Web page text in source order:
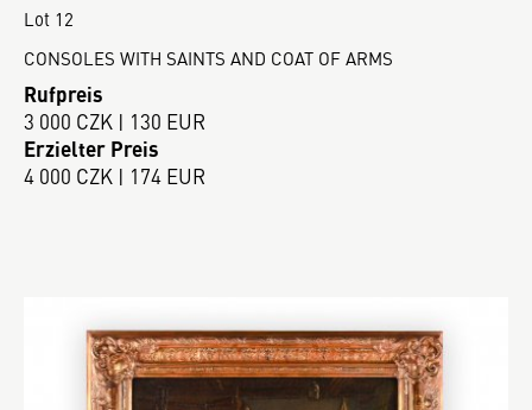
Lot 12
CONSOLES WITH SAINTS AND COAT OF ARMS
Rufpreis
3 000 CZK | 130 EUR
Erzielter Preis
4 000 CZK | 174 EUR